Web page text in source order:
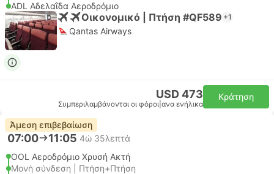
ADL Αδελαΐδα Αεροδρόμιο
Οικονομικό | Πτήση #QF589 +1
Qantas Airways
USD 473
Συμπεριλαμβάνονται οι φόροι ανα ενήλικα
Κράτηση
Άμεση επιβεβαίωση
07:00 11:05 4ώ 35λεπτά
OOL Αεροδρόμιο Χρυσή Ακτή
Μονή σύνδεση | Πτήση+Πτήση